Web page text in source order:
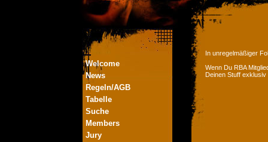
Welcome
News
Regeln/AGB
Tabelle
Suche
Members
Jury
In unregelmäßiger
Wenn Du RBA
Deinen Stuff